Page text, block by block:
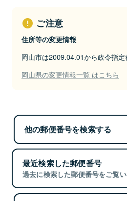
ご注意
住所等の変更情報
岡山市は2009.04.01から政令指
岡山県の変更情報一覧 はこちら
他の郵便番号を検索する
最近検索した郵便番号
過去に検索した郵便番号をご覧い